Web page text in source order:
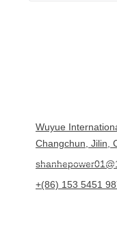
Wuyue
Changchun, Jilin,
+(86) 153 5451